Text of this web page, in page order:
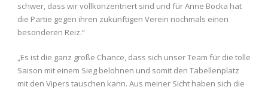
schwer, dass wir vollkonzentriert sind und für Anne Bocka hat
die Partie gegen ihren zukünftigen Verein nochmals einen
besonderen Reiz.“
„Es ist die ganz große Chance, dass sich unser Team für die tolle
Saison mit einem Sieg belohnen und somit den Tabellenplatz
mit den Vipers tauschen kann. Aus meiner Sicht haben sich die